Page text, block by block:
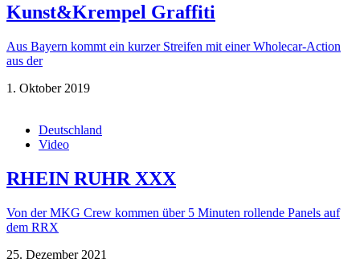
Kunst&Krempel Graffiti
Aus Bayern kommt ein kurzer Streifen mit einer Wholecar-Action
aus der
1. Oktober 2019
Deutschland
Video
RHEIN RUHR XXX
Von der MKG Crew kommen über 5 Minuten rollende Panels auf
dem RRX
25. Dezember 2021